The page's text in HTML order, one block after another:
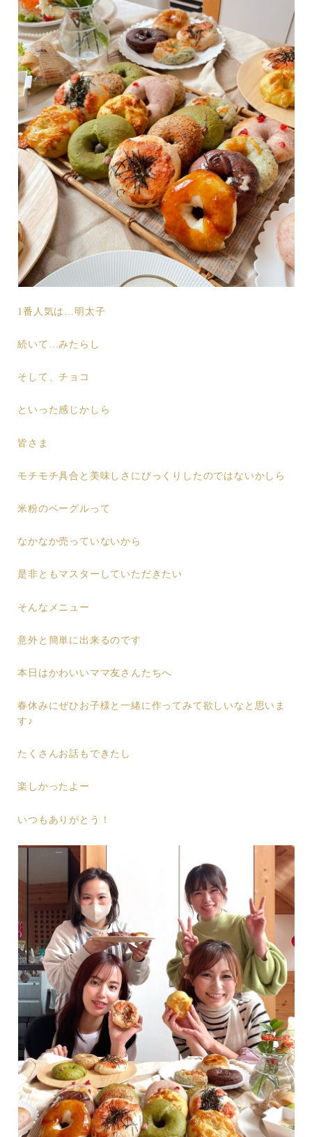
1番人気は…明太子
続いて…みたらし
そして、チョコ
といった感じかしら
皆さま
モチモチ具合と美味しさにびっくりしたのではないかしら
米粉のベーグルって
なかなか売っていないから
是非ともマスターしていただきたい
そんなメニュー
意外と簡単に出来るのです
本日はかわいいママ友さんたちへ
春休みにぜひお子様と一緒に作ってみて欲しいなと思いま
す♪
たくさんお話もできたし
楽しかったよー
いつもありがとう！